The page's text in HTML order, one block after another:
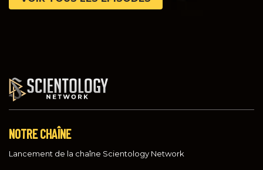
NOTRE CHAÎNE
Lancement de la chaîne Scientology Network